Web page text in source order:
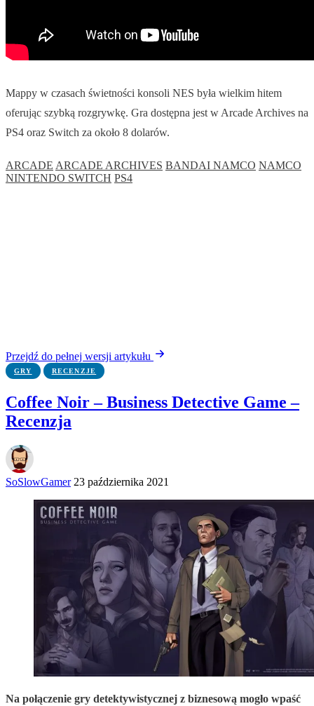
Mappy w czasach świetności konsoli NES była wielkim hitem
oferując szybką rozgrywkę. Gra dostępna jest w Arcade Archives na
PS4 oraz Switch za około 8 dolarów.
ARCADE ARCADE ARCHIVES BANDAI NAMCO NAMCO
NINTENDO SWITCH PS4
Przejdź do pełnej wersji artykułu
GRY RECENZJE
Coffee Noir – Business Detective Game –
Recenzja
SoSlowGamer 23 października 2021
Na połączenie gry detektywistycznej z biznesową mogło wpaść